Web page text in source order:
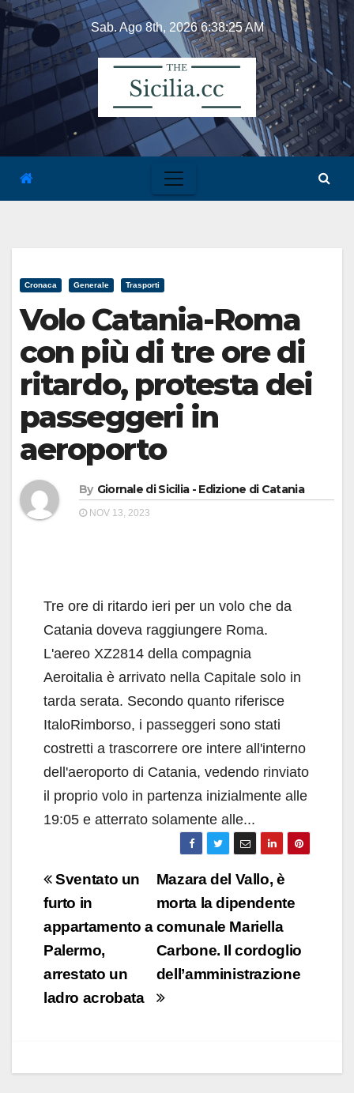
Skip
content
Sab. Ago 8th, 20266:38:25 AM
Cronaca Generale Trasporti
Volo Catania-Roma
con più di tre ore di
ritardo, protesta dei
passeggeri in
aeroporto
By Giornale di Sicilia - Edizione di Catania
NOV 13, 2023
Tre ore di ritardo ieri per un volo che da
Catania doveva raggiungere Roma.
L'aereo XZ2814 della compagnia
Aeroitalia è arrivato nella Capitale solo in
tarda serata. Secondo quanto riferisce
ItaloRimborso, i passeggeri sono stati
costretti a trascorrere ore intere all'interno
dell'aeroporto di Catania, vedendo rinviato
il proprio volo in partenza inizialmente alle
19:05 e atterrato solamente alle...
Navigazione
articoli
Mazara del Vallo, è
morta la dipendente
comunale Mariella
Carbone. Il cordoglio
dell’amministrazione
Sventato un
furto in
appartamento a
Palermo,
arrestato un
ladro acrobata